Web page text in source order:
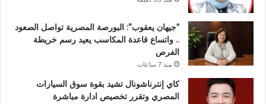
“جيهان يعقوب”: البورصة المصرية تواصل الصعود
.. واتساع قاعدة المكاسب يعيد رسم خريطة
الفرص
منذ 7 ساعات
كاي إنترناشونال تشيد بقوة سوق السيارات
المصري وتقرر تخصيص ادارة مباشرة